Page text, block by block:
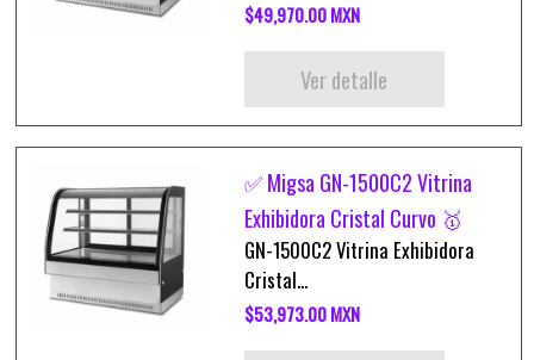
$49,970.00 MXN
Ver detalle
✅ Migsa GN-1500C2 Vitrina
Exhibidora Cristal Curvo 🥇
GN-1500C2 Vitrina Exhibidora
Cristal...
$53,973.00 MXN